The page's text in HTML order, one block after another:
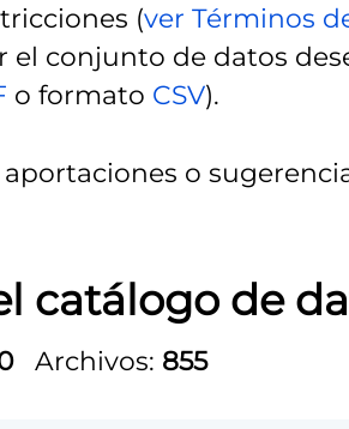
(ver Términos
el conjunto de datos
o formato CSV).
o
catálogo de
Archivos: 855